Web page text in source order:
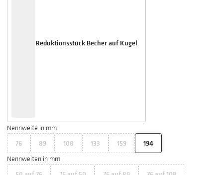
Reduktionsstück Becher auf Kugel
Nennweite in mm
76 89 108 133 159 194
Nennweiten in mm